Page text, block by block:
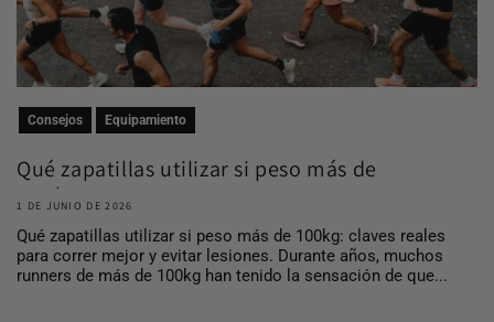
Consejos Equipamiento
Qué zapatillas utilizar si peso más de
100 kg
1 DE JUNIO DE 2026
Qué zapatillas utilizar si peso más de 100kg: claves reales
para correr mejor y evitar lesiones. Durante años, muchos
runners de más de 100kg han tenido la sensación de que...